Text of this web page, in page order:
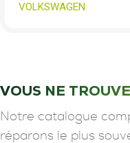
VOLKSWAGEN
VOUS NE
Notre catalogue
réparons le plus